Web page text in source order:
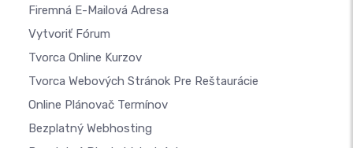
Firemná E-Mailová Adresa
Vytvoriť Fórum
Tvorca Online Kurzov
Tvorca Webových Stránok Pre Reštaurácie
Online Plánovač Termínov
Bezplatný Webhosting